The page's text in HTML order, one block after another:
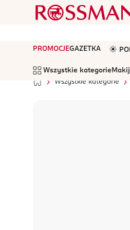
PROMOCJEGAZETKA ☀️
Wszystkie kategorie
Wszystkie kategorie